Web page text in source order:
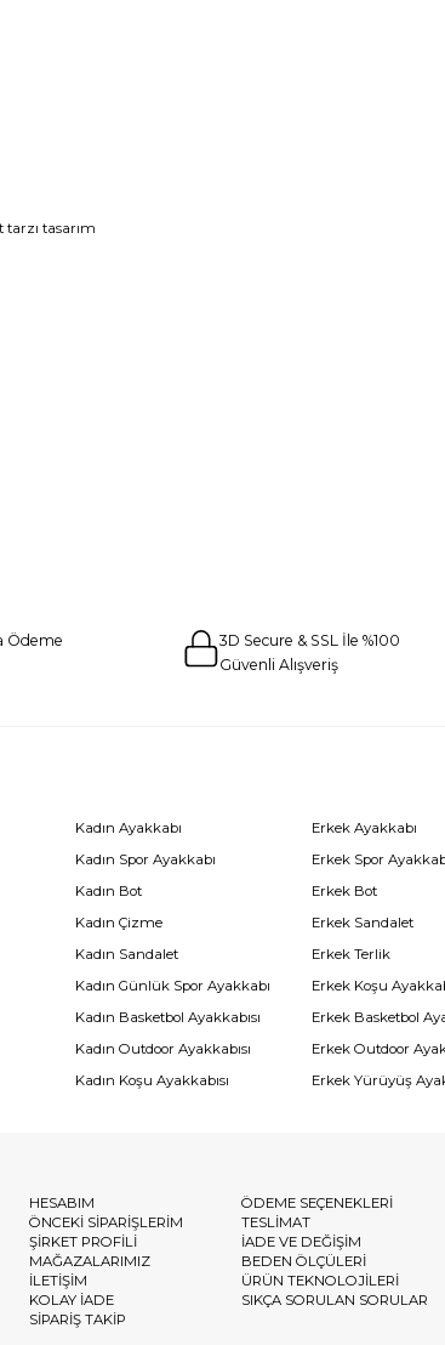
tarzı tasarım
Ödeme
3D Secure & SSL İle %100
Güvenli Alışveriş
Kadın Ayakkabı
Kadın Spor Ayakkabı
Kadın Bot
Kadın Çizme
Kadın Sandalet
Kadın Günlük Spor Ayakkabı
Kadın Basketbol Ayakkabısı
Kadın Outdoor Ayakkabısı
Kadın Koşu Ayakkabısı
Erkek Ayakkabı
Erkek Spor
Erkek Bot
Erkek Sandalet
Erkek Terlik
Erkek Koşu
Erkek Basketbol
Erkek Outdoor
Erkek Yürüyüş
HESABIM
ÖNCEKİ SİPARİŞLERİM
ŞİRKET PROFİLİ
MAĞAZALARIMIZ
İLETİŞİM
KOLAY İADE
SİPARİŞ TAKİP
ÖDEME SEÇENEKLERİ
TESLİMAT
İADE VE DEĞİŞİM
BEDEN ÖLÇÜLERİ
ÜRÜN TEKNOLOJİLERİ
SIKÇA SORULAN SORULAR